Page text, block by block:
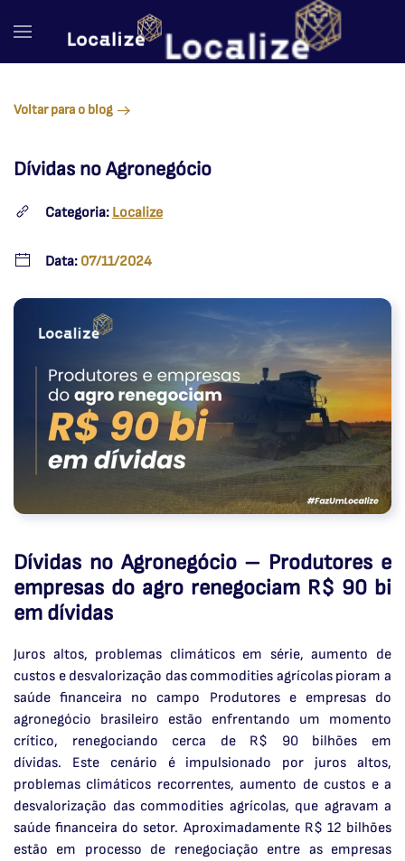
Skip to main content
Voltar para o blog
Dívidas no Agronegócio
Categoria: Localize
Data: 07/11/2024
Dívidas no Agronegócio – Produtores e
empresas do agro renegociam R$ 90 bi
em dívidas
Juros altos, problemas climáticos em série, aumento de
custos e desvalorização das commodities agrícolas pioram a
saúde financeira no campo Produtores e empresas do
agronegócio brasileiro estão enfrentando um momento
crítico, renegociando cerca de R$ 90 bilhões em
dívidas. Este cenário é impulsionado por juros altos,
problemas climáticos recorrentes, aumento de custos e a
desvalorização das commodities agrícolas, que agravam a
saúde financeira do setor. Aproximadamente R$ 12 bilhões
estão em processo de renegociação entre as empresas